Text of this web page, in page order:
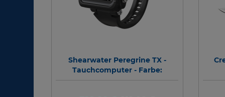
Shearwater Peregrine TX -
Tauchcomputer - Farbe:
Schwarz